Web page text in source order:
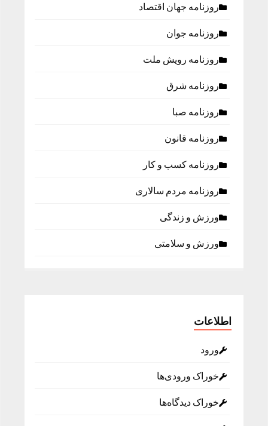
روزنامه جهان اقتصاد
روزنامه جوان
روزنامه رویش ملت
روزنامه شرق
روزنامه صبا
روزنامه قانون
روزنامه كسب و كار
روزنامه مردم سالاری
ورزش و زندگی
ورزش و سلامتی
اطلاعات
ورود
خوراک ورودی‌ها
خوراک دیدگاه‌ها